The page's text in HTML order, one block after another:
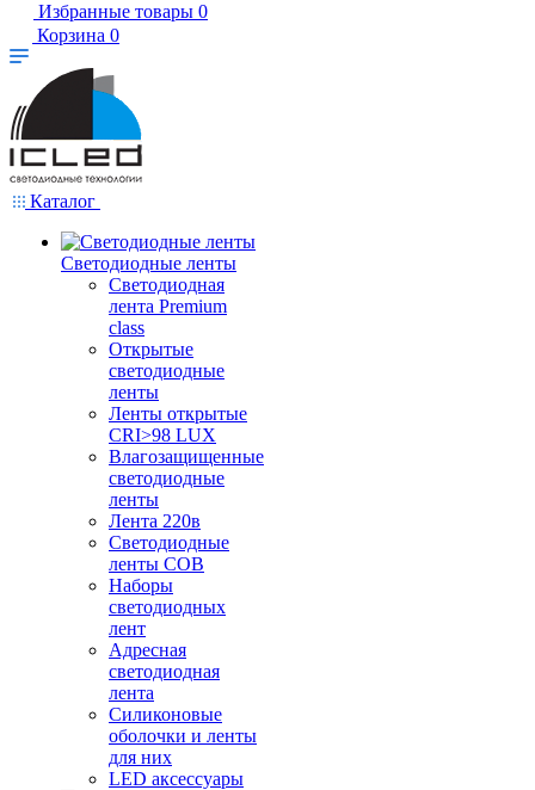
Избранные товары 0
Корзина 0
Каталог
Светодиодные ленты
Светодиодная
лента Premium
class
Открытые
светодиодные
ленты
Ленты открытые
CRI>98 LUX
Влагозащищенные
светодиодные
ленты
Лента 220в
Светодиодные
ленты COB
Наборы
светодиодных
лент
Адресная
светодиодная
лента
Силиконовые
оболочки и ленты
для них
LED аксессуары